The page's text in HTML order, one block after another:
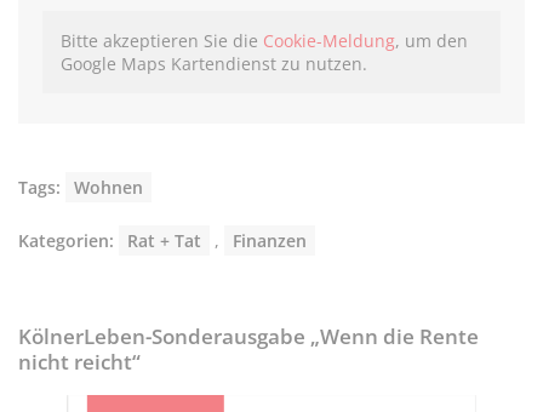
Bitte akzeptieren Sie die Cookie-Meldung, um den
Google Maps Kartendienst zu nutzen.
Tags: Wohnen
Kategorien: Rat + Tat , Finanzen
KölnerLeben-Sonderausgabe „Wenn die Rente
nicht reicht“